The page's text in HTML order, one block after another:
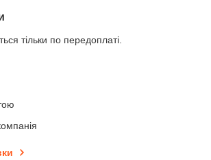
тільки по передоплаті.